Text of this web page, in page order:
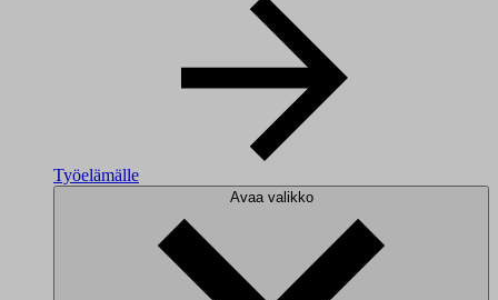
Työelämälle
Avaa valikko